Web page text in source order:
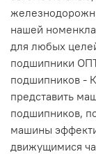
нашей
для любых
подшипники
подшипников -
представить
подшипников,
машины
движущимися